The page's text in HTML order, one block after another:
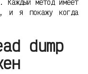
метод имеет
и я покажу когда
dump